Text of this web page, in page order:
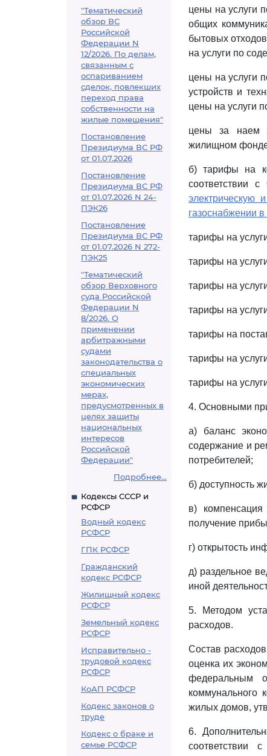
"Тематический
обзор ВС
Российской
Федерации N
12/2026. По делам,
связанным с
оспариванием
сделок, повлекших
переход права
собственности на
жилые помещения"
Постановление
Президиума ВС РФ
от 01.07.2026
Постановление
Президиума ВС РФ
от 01.07.2026 N 24-
ПЭК26
Постановление
Президиума ВС РФ
от 01.07.2026 N 272-
ПЭК25
"Тематический
обзор Верховного
суда Российской
Федерации N
8/2026. О
применении
арбитражными
судами
законодательства о
специальных
экономических
мерах,
предусмотренных в
целях защиты
национальных
интересов
Российской
Федерации"
Подробнее...
Кодексы СССР и
РСФСР
Водный кодекс
РСФСР
ГПК РСФСР
Гражданский
кодекс РСФСР
Жилищный кодекс
РСФСР
Земельный кодекс
РСФСР
Исправительно -
трудовой кодекс
РСФСР
КоАП РСФСР
Кодекс законов о
труде
Кодекс о браке и
семье РСФСР
цены на услуги
общих
бытовых
на услуги по
цены на услуги
устройств и
цены на услуги
цены за наем
жилищном
б) тарифы на
соответствии
электрическую
газоснабжении
тарифы на
тарифы на
тарифы на
тарифы на
тарифы на
тарифы на
тарифы на
4. Основными
а) баланс
содержание и
потребителей;
б) доступность
в)
получение
г) открытость
д) раздельное
иной
5. Методом
расходов.
Состав
оценка их
федеральным
коммунального
жилых домов,
6.
соответствии